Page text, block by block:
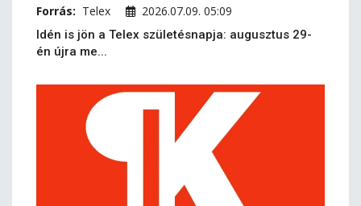
Forrás: Telex 2026.07.09. 05:09
Idén is jön a Telex születésnapja: augusztus 29-
én újra me...